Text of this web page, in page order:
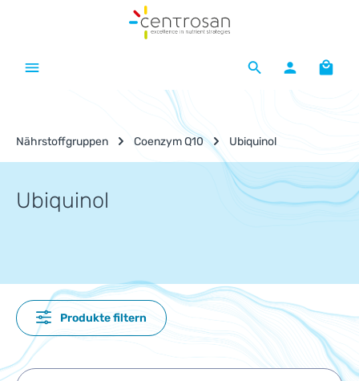
Zum Hauptinhalt springen
Nährstoffgruppen Coenzym Q10 Ubiquinol
Ubiquinol
Produkte filtern